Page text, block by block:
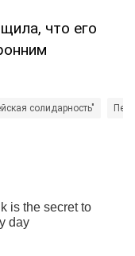
что его
солидарность"